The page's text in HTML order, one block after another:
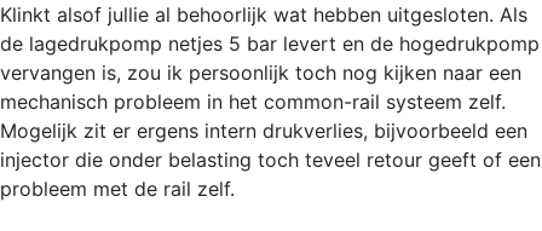
Klinkt alsof jullie al behoorlijk wat hebben uitgesloten. Als
de lagedrukpomp netjes 5 bar levert en de hogedrukpomp
vervangen is, zou ik persoonlijk toch nog kijken naar een
mechanisch probleem in het common-rail systeem zelf.
Mogelijk zit er ergens intern drukverlies, bijvoorbeeld een
injector die onder belasting toch teveel retour geeft of een
probleem met de rail zelf.